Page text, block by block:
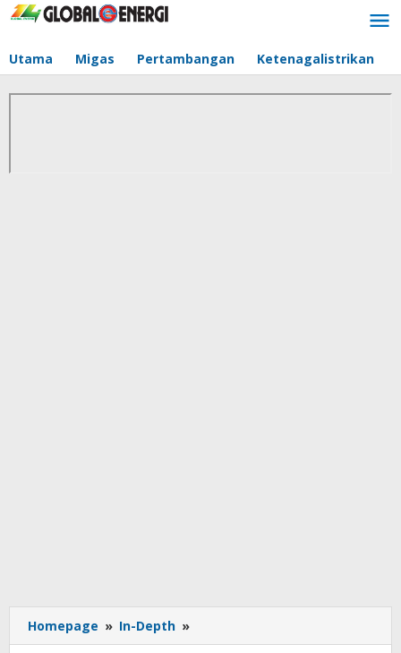
Lewati
Utama Migas Pertambangan Ketenagalistrikan
Homepage » In-Depth »
Investasi,